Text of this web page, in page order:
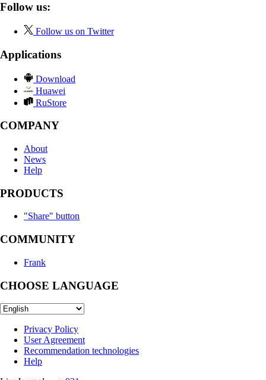
Follow us:
Follow us on Twitter
Applications
Download
Huawei
RuStore
COMPANY
About
News
Help
PRODUCTS
"Share" button
COMMUNITY
Frank
CHOOSE LANGUAGE
Privacy Policy
User Agreement
Recommendation technologies
Help